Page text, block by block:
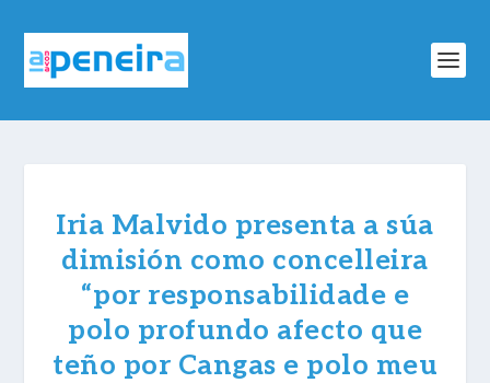
Iria Malvido presenta a súa
dimisión como concelleira
“por responsabilidade e
polo profundo afecto que
teño por Cangas e polo meu